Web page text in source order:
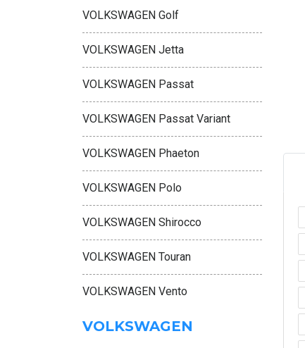
VOLKSWAGEN Golf
VOLKSWAGEN Jetta
VOLKSWAGEN Passat
VOLKSWAGEN Passat Variant
VOLKSWAGEN Phaeton
VOLKSWAGEN Polo
VOLKSWAGEN Shirocco
VOLKSWAGEN Touran
VOLKSWAGEN Vento
VOLKSWAGEN